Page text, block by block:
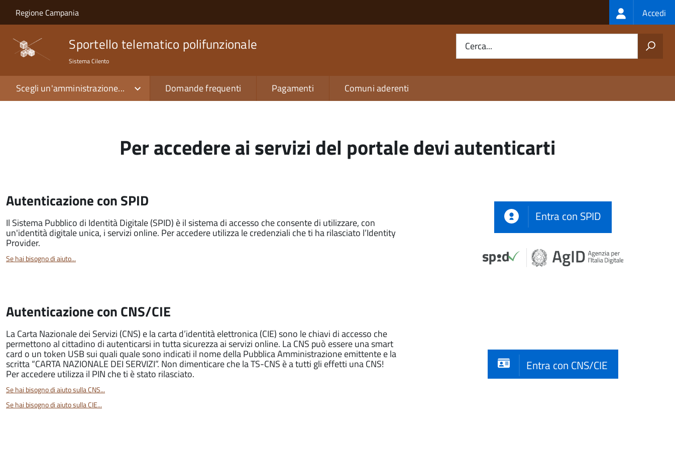
Salta al contenuto principale
Skip to site navigation
Regione Campania Login
menu
Accedi
Sportello telematico polifunzionale
Sistema Cilento
Cerca...
Scegli un'amministrazione... Domande frequenti Pagamenti Comuni aderenti
Per accedere ai servizi del portale devi autenticarti
Autenticazione con SPID
Il Sistema Pubblico di Identità Digitale (SPID) è il sistema di accesso che consente di utilizzare, con
un'identità digitale unica, i servizi online. Per accedere utilizza le credenziali che ti ha rilasciato l’Identity
Provider.
Se hai bisogno di aiuto...
Entra con SPID
Autenticazione con CNS/CIE
La Carta Nazionale dei Servizi (CNS) e la carta d’identità elettronica (CIE) sono le chiavi di accesso che
permettono al cittadino di autenticarsi in tutta sicurezza ai servizi online. La CNS può essere una smart
card o un token USB sui quali quale sono indicati il nome della Pubblica Amministrazione emittente e la
scritta “CARTA NAZIONALE DEI SERVIZI”. Non dimenticare che la TS-CNS è a tutti gli effetti una CNS!
Per accedere utilizza il PIN che ti è stato rilasciato.
Se hai bisogno di aiuto sulla CNS...
Se hai bisogno di aiuto sulla CIE...
Entra con CNS/CIE